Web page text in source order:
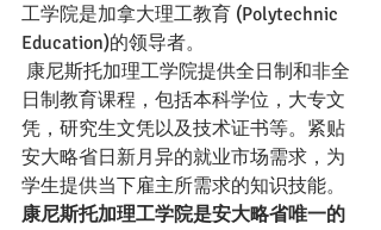
工学院是加拿大理工教育 (Polytechnic
Education)的领导者。
康尼斯托加理工学院提供全日制和非全
日制教育课程，包括本科学位，大专文
凭，研究生文凭以及技术证书等。紧贴
安大略省日新月异的就业市场需求，为
学生提供当下雇主所需求的知识技能。
康尼斯托加理工学院是安大略省唯一的